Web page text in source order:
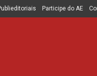
Participe do AE